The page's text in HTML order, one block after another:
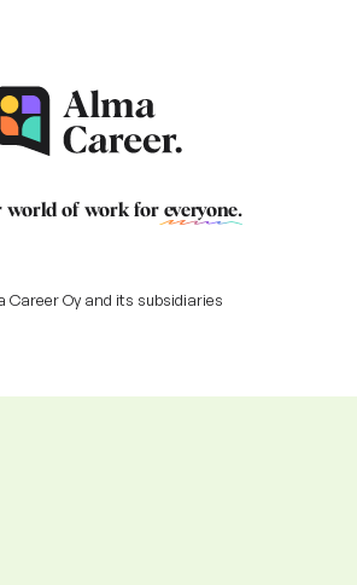
world of work for everyone.
Career Oy and its subsidiaries